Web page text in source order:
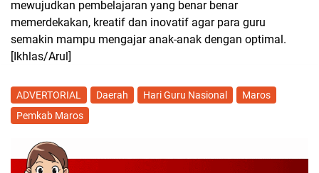
mewujudkan pembelajaran yang benar benar
memerdekakan, kreatif dan inovatif agar para guru
semakin mampu mengajar anak-anak dengan optimal.
[Ikhlas/Arul]
ADVERTORIAL Daerah Hari Guru Nasional
Maros
Pemkab Maros